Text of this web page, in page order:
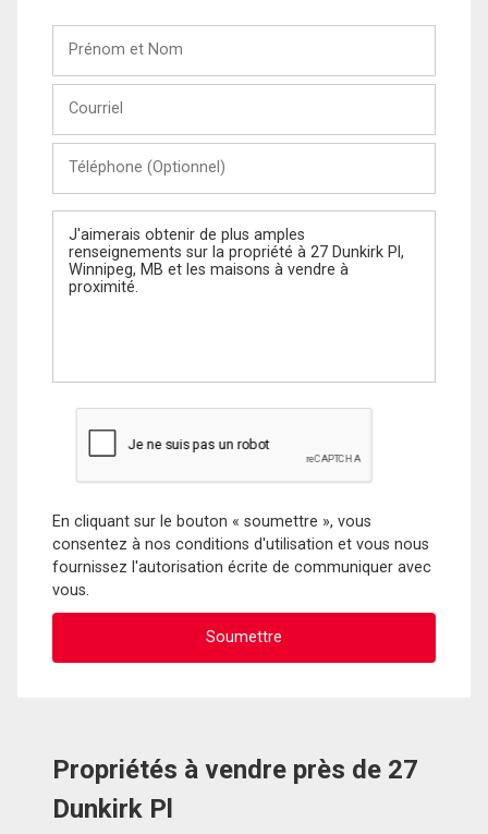
Nom
(Optionnel)
Message
En cliquant sur le bouton « soumettre », vous
consentez à nos conditions d'utilisation et vous nous
fournissez l'autorisation écrite de communiquer avec
vous.
Propriétés à vendre près de 27
Dunkirk Pl